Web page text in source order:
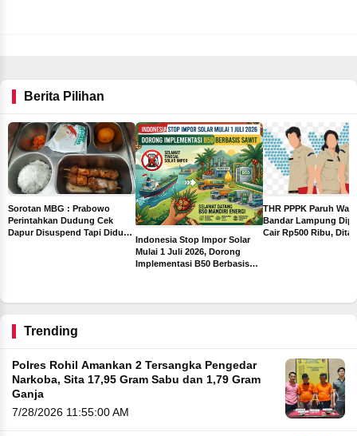
Berita Pilihan
Sorotan MBG : Prabowo
Perintahkan Dudung Cek
Dapur Disuspend Tapi Diduga
Indonesia Stop Impor Solar
Mulai 1 Juli 2026, Dorong
Implementasi B50 Berbasis
THR PPPK Paruh
Bandar Lampung
Cair Rp500 Ribu,
Trending
Polres Rohil Amankan 2 Tersangka Pengedar
Narkoba, Sita 17,95 Gram Sabu dan 1,79 Gram
Ganja
7/28/2026 11:55:00 AM